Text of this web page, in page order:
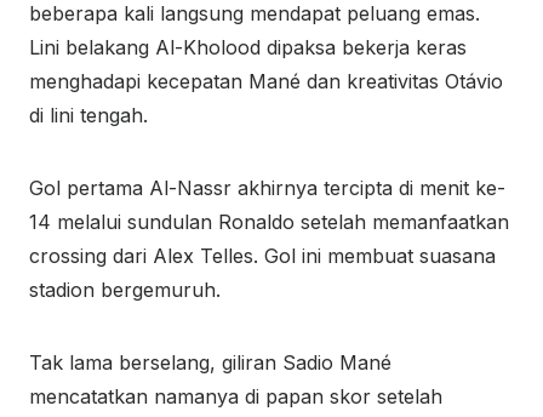
beberapa kali langsung mendapat peluang emas.
Lini belakang Al-Kholood dipaksa bekerja keras
menghadapi kecepatan Mané dan kreativitas Otávio
di lini tengah.
Gol pertama Al-Nassr akhirnya tercipta di menit ke-
14 melalui sundulan Ronaldo setelah memanfaatkan
crossing dari Alex Telles. Gol ini membuat suasana
stadion bergemuruh.
Tak lama berselang, giliran Sadio Mané
mencatatkan namanya di papan skor setelah